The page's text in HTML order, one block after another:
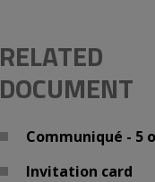
RELATED
DOCUMENT
Communiqué - 5
Invitation card